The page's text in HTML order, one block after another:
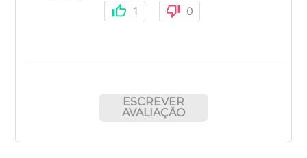
1 0
ESCREVER
AVALIAÇÃO